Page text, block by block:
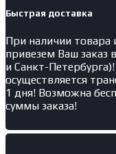
ящиком,
1800*700
Быстрая доставка
При наличии товара
привезем Ваш заказ
и Санкт-
осуществляется
1 дня! Возможна
суммы заказа!